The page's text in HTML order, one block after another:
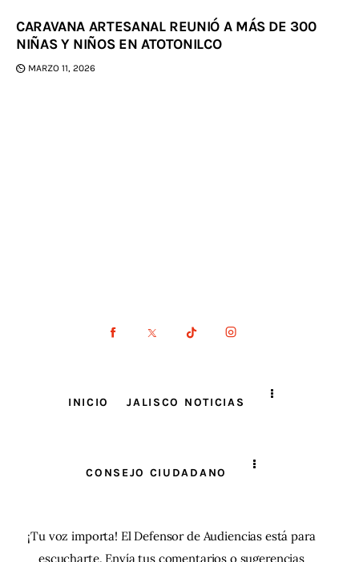
CARAVANA ARTESANAL REUNIÓ A MÁS DE 300
NIÑAS Y NIÑOS EN ATOTONILCO
MARZO 11, 2026
INICIO JALISCO NOTICIAS
CONSEJO CIUDADANO
¡Tu voz importa! El Defensor de Audiencias está para
escucharte. Envía tus comentarios o sugerencias